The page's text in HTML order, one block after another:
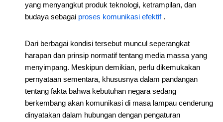
yang menyangkut produk teknologi, ketrampilan, dan
budaya sebagai proses komunikasi efektif.
Dari berbagai kondisi tersebut muncul seperangkat
harapan dan prinsip normatif tentang media massa yang
menyimpang. Meskipun demikian, perlu dikemukakan
pernyataan sementara, khususnya dalam pandangan
tentang fakta bahwa kebutuhan negara sedang
berkembang akan komunikasi di masa lampau cenderung
dinyatakan dalam hubungan dengan pengaturan